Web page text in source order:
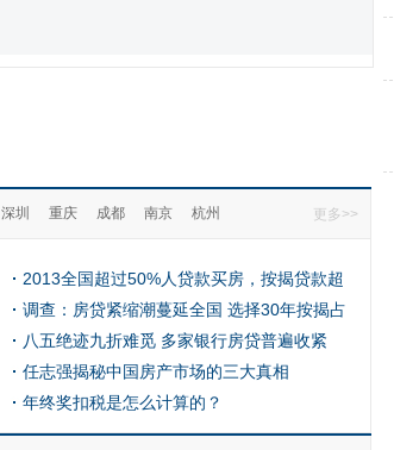
深圳 重庆 成都 南京 杭州 更多>>
2013全国超过50%人贷款买房，按揭贷款超
71亿
调查：房贷紧缩潮蔓延全国 选择30年按揭占
比最高
八五绝迹九折难觅 多家银行房贷普遍收紧
任志强揭秘中国房产市场的三大真相
年终奖扣税是怎么计算的？